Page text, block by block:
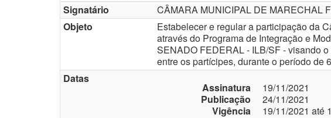
Signatário
CÂMARA MUNICIPAL DE MARECHAL
Objeto
Estabelecer e regular a participação da
através do Programa de Integração e
SENADO FEDERAL - ILB/SF - visando
entre os partícipes, durante o período de
Datas
Assinatura
19/11/2021
Publicação
24/11/2021
Vigência
19/11/2021 até